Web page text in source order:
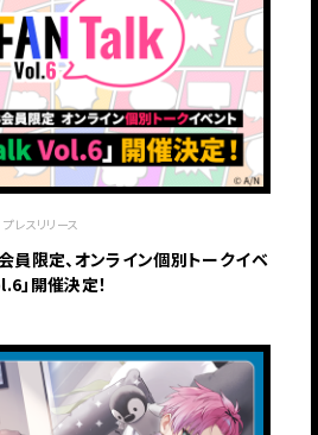
プレスリリース
員限定、オンライン個別トークイベ
」開催決定！